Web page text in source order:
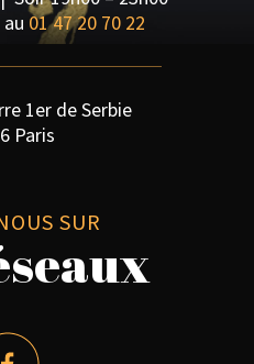
01 47 20 70 22
1er de Serbie
Paris
SUR